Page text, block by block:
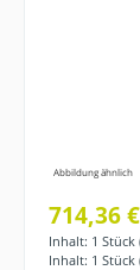
Abbildung ähnlich
714,36
Inhalt: 1 Stück
Inhalt: 1 Stück